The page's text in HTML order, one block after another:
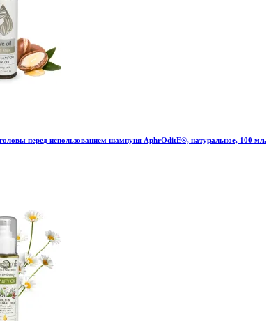
перед использованием шампуня AphrOditE®, натуральное, 100 мл.